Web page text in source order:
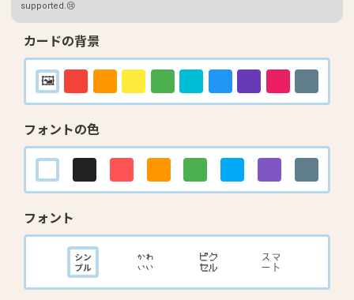
supported.😢
カードの背景
フォントの色
フォント